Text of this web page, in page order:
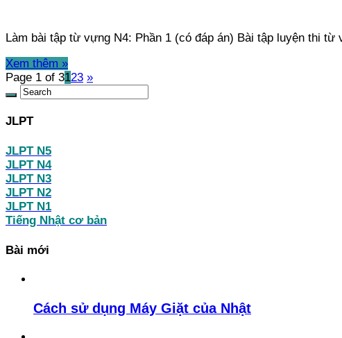
Làm bài tập từ vựng N4: Phần 1 (có đáp án) Bài tập luyện thi
Xem thêm »
Page 1 of 3123 »
JLPT
JLPT N5
JLPT N4
JLPT N3
JLPT N2
JLPT N1
Tiếng Nhật cơ bản
Bài mới
Cách sử dụng Máy Giặt của Nhật